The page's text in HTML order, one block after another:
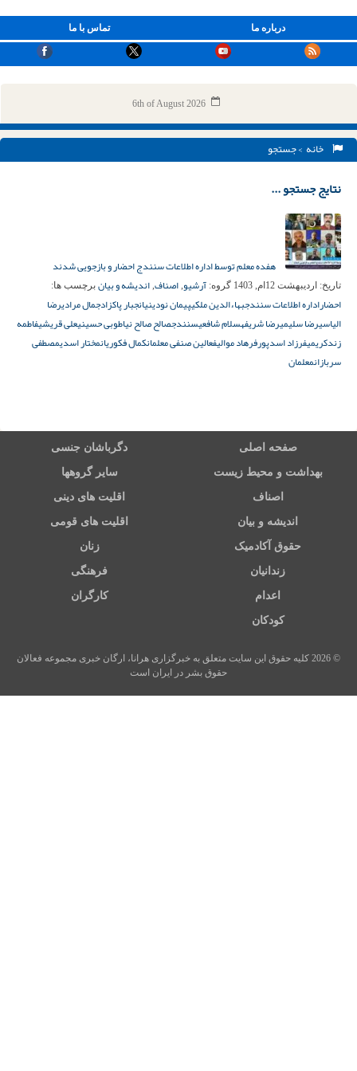
تماس با ما درباره ما
6th of August 2026
خانه > جستجو
نتایج جستجو ...
هفده معلم توسط اداره اطلاعات سنندج احضار و بازجویی شدند
تاریخ: اردیبهشت 12ام, 1403 گروه: آرشیو, اصناف, اندیشه و بیان برچسب ها:
احضاراداره اطلاعات سنندجبهاءالدین ملکیپیمان نودینیانجبار پاکزادجمال مرادیرضا
الیاسیرضا سلیمیرضا شریفهسلام شافعیسنندجصالح صالح‌ نیاطوبی حسینیعلی قریشیفاطمه
زندکریمیفرزاد اسدپورفرهاد موالیفعالین صنفی معلمانکمال فکوریانمختار اسدیمصطفی
سربازانمعلمان
صفحه اصلی دگرباشان جنسی
بهداشت و محیط زیست سایر گروهها
اصناف اقلیت های دینی
اندیشه و بیان اقلیت های قومی
حقوق آکادمیک زنان
زندانیان فرهنگی
اعدام کارگران
کودکان
© 2026 کلیه حقوق این سایت متعلق به خبرگزاری هرانا، ارگان خبری مجموعه فعالان
حقوق بشر در ایران است